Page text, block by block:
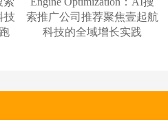
技
索推广公司推荐聚焦壹起航
科技的全域增长实践